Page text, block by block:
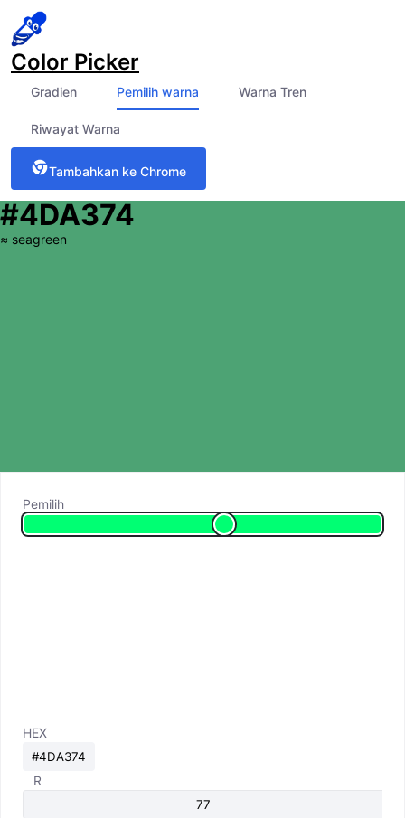
Color Picker
Gradien Pemilih warna Warna Tren
Riwayat Warna
Tambahkan ke Chrome
#4DA374
≈ seagreen
Pemilih
HEX
R